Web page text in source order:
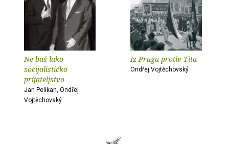
Ne baš lako
socijalističko
prijateljstvo
Jan Pelikan, Ondřej
Vojtěchovský
Iz Praga protiv Tita
Ondřej Vojtěchovský